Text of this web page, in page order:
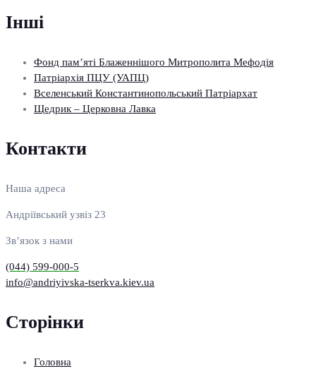
Інші
Фонд пам’яті Блаженнішого Митрополита Мефодія
Патріархія ПЦУ (УАПЦ)
Вселенський Константинопольський Патріархат
Щедрик – Церковна Лавка
Контакти
Наша адреса
Андріївський узвіз 23
Зв’язок з нами
(044) 599-000-5
info@andriyivska-tserkva.kiev.ua
Сторінки
Головна